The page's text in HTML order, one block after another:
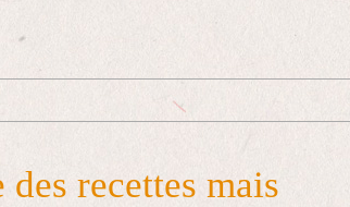
recettes mais